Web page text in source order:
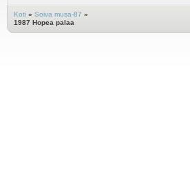
Koti » Soiva musa-87 »
1987 Hopea palaa